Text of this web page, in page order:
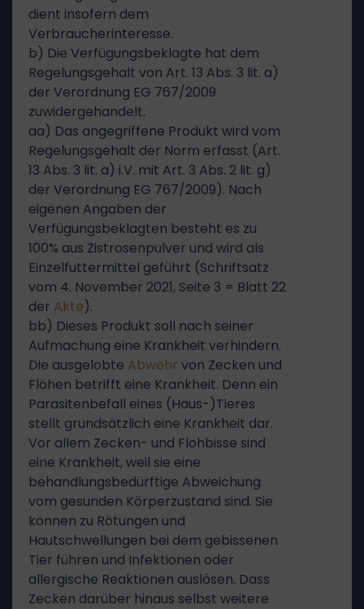
dient insofern dem
Verbraucherinteresse.
b) Die Verfügungsbeklagte hat dem
Regelungsgehalt von Art. 13 Abs. 3 lit. a)
der Verordnung EG 767/2009
zuwidergehandelt.
aa) Das angegriffene Produkt wird vom
Regelungsgehalt der Norm erfasst (Art.
13 Abs. 3 lit. a) i.V. mit Art. 3 Abs. 2 lit. g)
der Verordnung EG 767/2009). Nach
eigenen Angaben der
Verfügungsbeklagten besteht es zu
100% aus Zistrosenpulver und wird als
Einzelfuttermittel geführt (Schriftsatz
vom 4. November 2021, Seite 3 = Blatt 22
der Akte).
bb) Dieses Produkt soll nach seiner
Aufmachung eine Krankheit verhindern.
Die ausgelobte Abwehr von Zecken und
Flöhen betrifft eine Krankheit. Denn ein
Parasitenbefall eines (Haus-)Tieres
stellt grundsätzlich eine Krankheit dar.
Vor allem Zecken- und Flohbisse sind
eine Krankheit, weil sie eine
behandlungsbedürftige Abweichung
vom gesunden Körperzustand sind. Sie
können zu Rötungen und
Hautschwellungen bei dem gebissenen
Tier führen und Infektionen oder
allergische Reaktionen auslösen. Dass
Zecken darüber hinaus selbst weitere